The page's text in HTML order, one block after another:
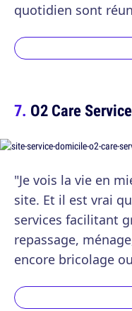
quotidien sont
O2 Care
"Je vois la vie en
site. Et il est vrai
services facilitant
repassage,
encore bricolage